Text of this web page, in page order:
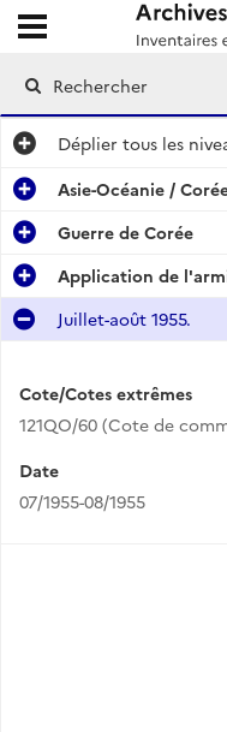
Archives
Ouvrir le menu déroulant
Déplier tous les
Asie-Océanie /
Guerre de Corée
Application de
Juillet-août 1955.
Cote/Cotes extrêmes
121QO/60 (Cote de
Date
07/1955-08/1955